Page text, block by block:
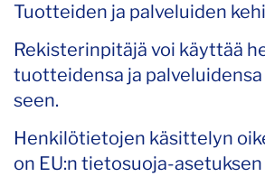
Tuotteiden ja palveluiden
Rekisterinpitäjä voi käyttää
tuotteidensa ja
seen.
Henkilötietojen käsittelyn
on EU:n tietosuoja-